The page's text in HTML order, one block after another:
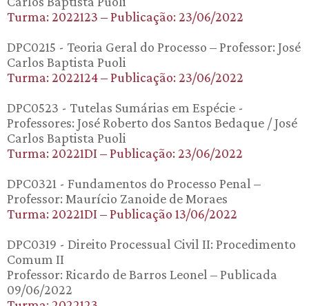
Turma: 2022123 – Publicação: 23/06/2022
DPC0215 - Teoria Geral do Processo – Professor: José
Carlos Baptista Puoli
Turma: 2022124 – Publicação: 23/06/2022
DPC0523 - Tutelas Sumárias em Espécie -
Professores: José Roberto dos Santos Bedaque / José
Carlos Baptista Puoli
Turma: 20221DI – Publicação: 23/06/2022
DPC0321 - Fundamentos do Processo Penal –
Professor: Maurício Zanoide de Moraes
Turma: 20221DI – Publicação 13/06/2022
DPC0319 - Direito Processual Civil II: Procedimento
Comum II
Professor: Ricardo de Barros Leonel – Publicada
09/06/2022